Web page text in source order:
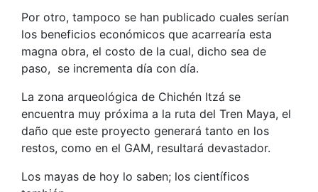
Por otro, tampoco se han publicado cuales serían
los beneficios económicos que acarrearía esta
magna obra, el costo de la cual, dicho sea de
paso, se incrementa día con día.
La zona arqueológica de Chichén Itzá se
encuentra muy próxima a la ruta del Tren Maya, el
daño que este proyecto generará tanto en los
restos, como en el GAM, resultará devastador.
Los mayas de hoy lo saben; los científicos